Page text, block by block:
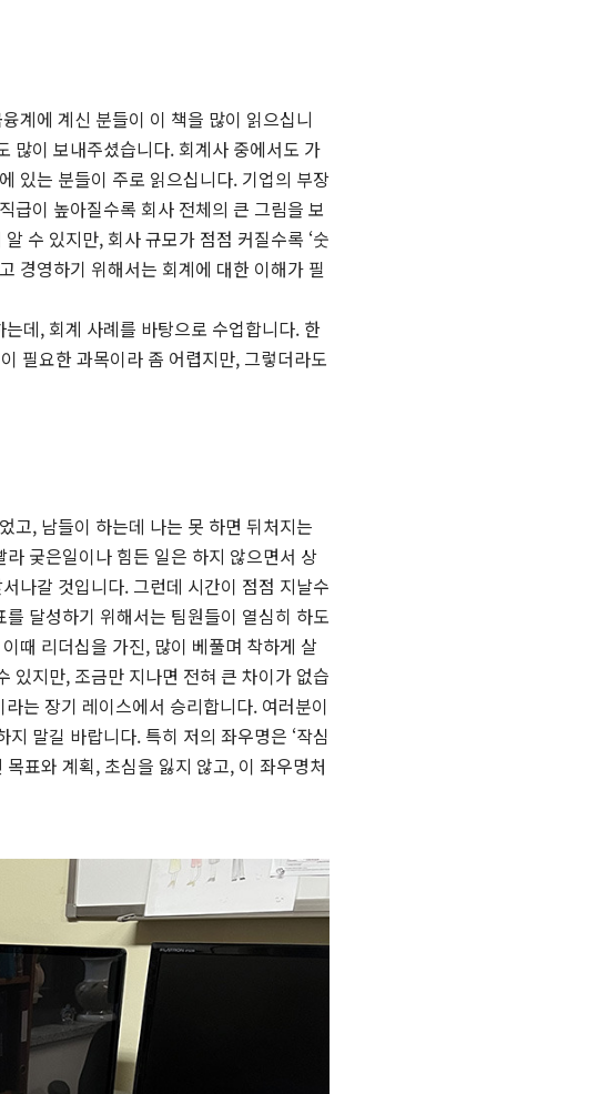
계에 계신 분들이 이 책을 많이 읽으십니
많이 보내주셨습니다. 회계사 중에서도 가
있는 분들이 주로 읽으십니다. 기업의 부장
급이 높아질수록 회사 전체의 큰 그림을 보
수 있지만, 회사 규모가 점점 커질수록 ‘숫
경영하기 위해서는 회계에 대한 이해가 필
데, 회계 사례를 바탕으로 수업합니다. 한
필요한 과목이라 좀 어렵지만, 그렇더라도
고, 남들이 하는데 나는 못 하면 뒤처지는
궂은일이나 힘든 일은 하지 않으면서 상
나갈 것입니다. 그런데 시간이 점점 지날수
달성하기 위해서는 팀원들이 열심히 하도
때 리더십을 가진, 많이 베풀며 착하게 살
있지만, 조금만 지나면 전혀 큰 차이가 없습
는 장기 레이스에서 승리합니다. 여러분이
말길 바랍니다. 특히 저의 좌우명은 ‘작심
표와 계획, 초심을 잃지 않고, 이 좌우명처